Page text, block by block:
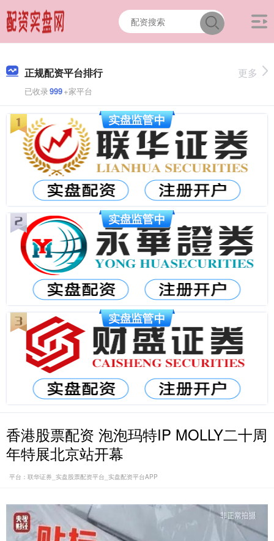
正规配资平台排行
已收录999+家平台
更多
香港股票配资 泡泡玛特IP MOLLY二十周
年特展北京站开幕
平台：联华证券_实盘股票配资平台_实盘配资平台APP